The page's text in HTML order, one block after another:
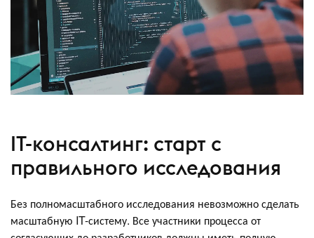
IT-консалтинг: старт с
правильного исследования
Без полномасштабного исследования невозможно сделать
масштабную IT-систему. Все участники процесса от